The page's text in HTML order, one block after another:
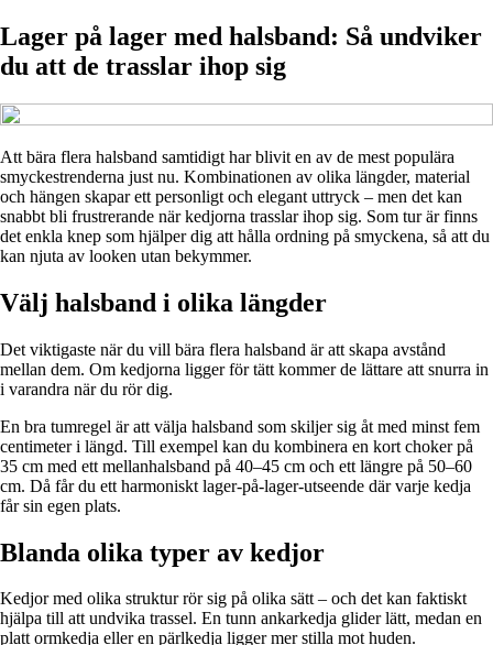
Lager på lager med halsband: Så undviker
du att de trasslar ihop sig
Att bära flera halsband samtidigt har blivit en av de mest populära
smyckestrenderna just nu. Kombinationen av olika längder, material
och hängen skapar ett personligt och elegant uttryck – men det kan
snabbt bli frustrerande när kedjorna trasslar ihop sig. Som tur är finns
det enkla knep som hjälper dig att hålla ordning på smyckena, så att du
kan njuta av looken utan bekymmer.
Välj halsband i olika längder
Det viktigaste när du vill bära flera halsband är att skapa avstånd
mellan dem. Om kedjorna ligger för tätt kommer de lättare att snurra in
i varandra när du rör dig.
En bra tumregel är att välja halsband som skiljer sig åt med minst fem
centimeter i längd. Till exempel kan du kombinera en kort choker på
35 cm med ett mellanhalsband på 40–45 cm och ett längre på 50–60
cm. Då får du ett harmoniskt lager-på-lager-utseende där varje kedja
får sin egen plats.
Blanda olika typer av kedjor
Kedjor med olika struktur rör sig på olika sätt – och det kan faktiskt
hjälpa till att undvika trassel. En tunn ankarkedja glider lätt, medan en
platt ormkedja eller en pärlkedja ligger mer stilla mot huden.